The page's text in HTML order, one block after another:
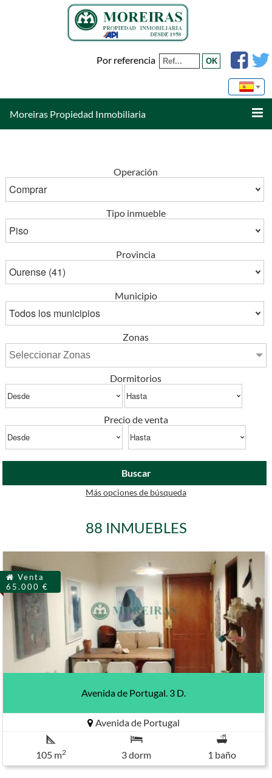
Por referencia
Moreiras Propiedad Inmobiliaria
Operación
Tipo inmueble
Provincia
Municipio
Zonas
Seleccionar Zonas
Dormitorios
Precio de venta
Buscar
Más opciones de búsqueda
88 INMUEBLES
Venta
65.000 €
Avenida de Portugal. 3 D.
Avenida de Portugal
105 m2 3 dorm 1 baño